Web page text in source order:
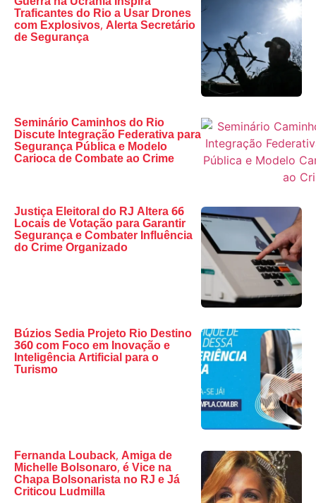
Traficantes do Rio a Usar Drones
com Explosivos, Alerta Secretário
de Segurança
Seminário Caminhos do Rio
Discute Integração Federativa para
Segurança Pública e Modelo
Carioca de Combate ao Crime
Justiça Eleitoral do RJ Altera 66
Locais de Votação para Garantir
Segurança e Combater Influência
do Crime Organizado
Búzios Sedia Projeto Rio Destino
360 com Foco em Inovação e
Inteligência Artificial para o
Turismo
Fernanda Louback, Amiga de
Michelle Bolsonaro, é Vice na
Chapa Bolsonarista no RJ e Já
Criticou Ludmilla